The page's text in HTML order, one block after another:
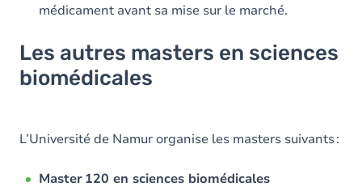
médicament avant sa mise sur le marché.
Les autres masters en sciences
biomédicales
L’Université de Namur organise les masters suivants :
Master 120 en sciences biomédicales